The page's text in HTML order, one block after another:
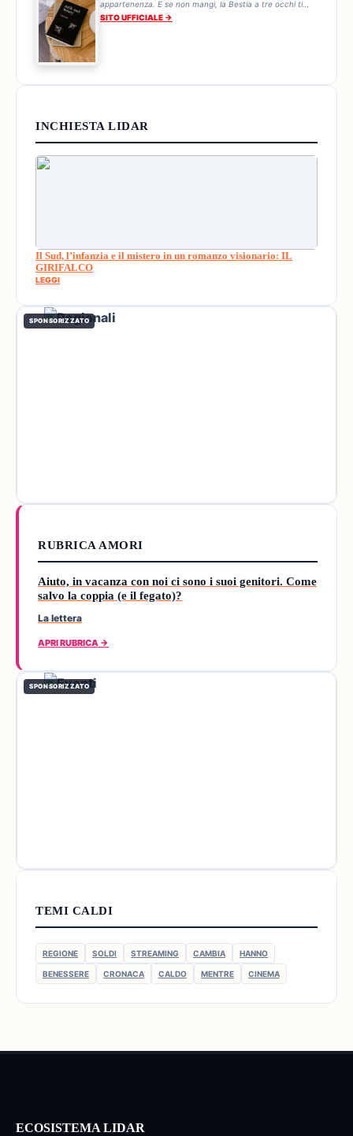
appartenenza. E se non mangi, la Bestia a tre occhi ti
trova. Ogni pranzo è una sentenza.
SITO UFFICIALE →
INCHIESTA LIDAR
Il Sud, l’infanzia e il mistero in un romanzo visionario: IL
GIRIFALCO
LEGGI
SPONSORIZZATO
RUBRICA AMORI
Aiuto, in vacanza con noi ci sono i suoi genitori. Come
salvo la coppia (e il fegato)?
La lettera
APRI RUBRICA →
SPONSORIZZATO
TEMI CALDI
REGIONE SOLDI STREAMING CAMBIA HANNO
BENESSERE CRONACA CALDO MENTRE CINEMA
ECOSISTEMA LIDAR